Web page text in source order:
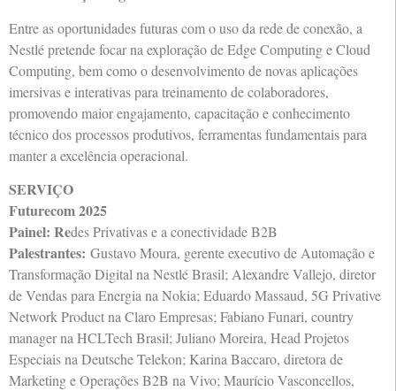
Entre as oportunidades futuras com o uso da rede de conexão, a
Nestlé pretende focar na exploração de Edge Computing e Cloud
Computing, bem como o desenvolvimento de novas aplicações
imersivas e interativas para treinamento de colaboradores,
promovendo maior engajamento, capacitação e conhecimento
técnico dos processos produtivos, ferramentas fundamentais para
manter a excelência operacional.
SERVIÇO
Futurecom 2025
Painel: Redes Privativas e a conectividade B2B
Palestrantes: Gustavo Moura, gerente executivo de Automação e
Transformação Digital na Nestlé Brasil; Alexandre Vallejo, diretor
de Vendas para Energia na Nokia; Eduardo Massaud, 5G Privative
Network Product na Claro Empresas; Fabiano Funari, country
manager na HCLTech Brasil; Juliano Moreira, Head Projetos
Especiais na Deutsche Telekon; Karina Baccaro, diretora de
Marketing e Operações B2B na Vivo; Maurício Vasconcellos,